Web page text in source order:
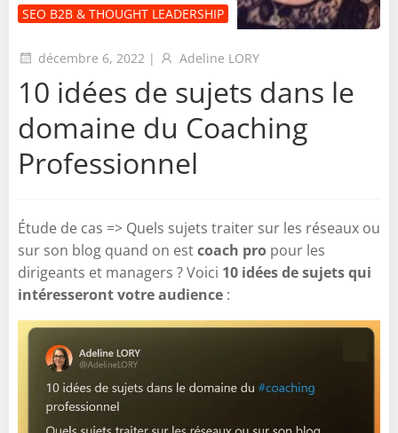
SEO B2B & THOUGHT LEADERSHIP
décembre 6, 2022 | Adeline LORY
10 idées de sujets dans le
domaine du Coaching
Professionnel
Étude de cas => Quels sujets traiter sur les réseaux ou
sur son blog quand on estcoach pro pour les
dirigeants et managers ? Voici 10 idées de sujets qui
intéresseront votre audience :